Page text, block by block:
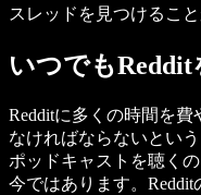
スレッドを見つけるこ
いつでもReddit
Redditに多くの時間を
なければならないとい
ポッドキャストを聴く
今ではあります。